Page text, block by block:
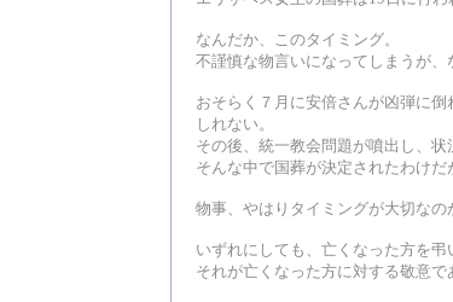
なんだか、このタイミング。
不謹慎な物言いになってしまうが、
おそらく７月に安倍さんが凶弾に
しれない。
その後、統一教会問題が噴出し、状
そんな中で国葬が決定されたわけだ
物事、やはりタイミングが大切なの
いずれにしても、亡くなった方を弔
それが亡くなった方に対する敬意で